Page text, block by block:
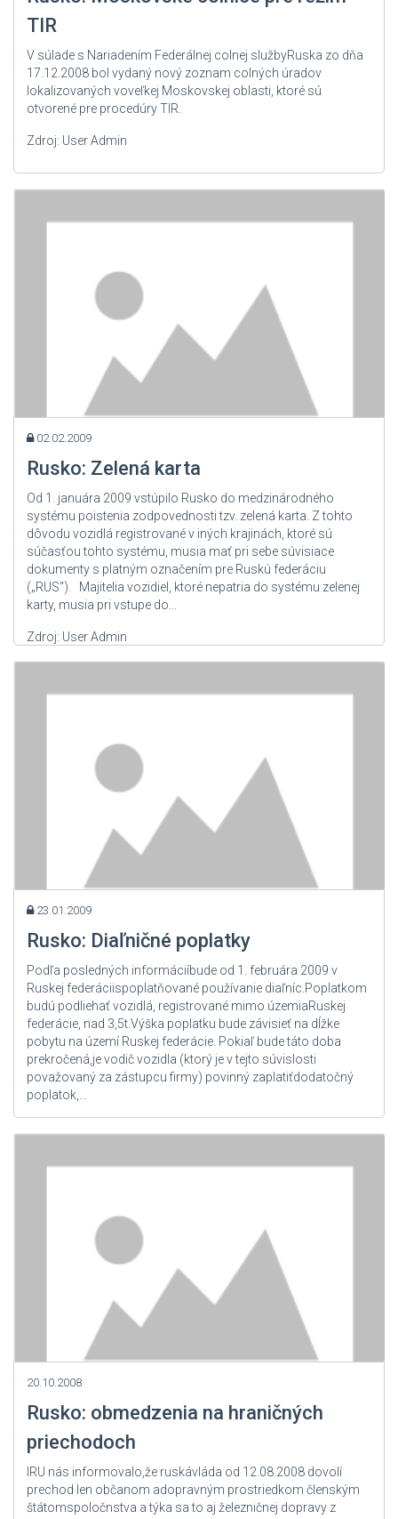
TIR
V súlade s Nariadením Federálnej colnej službyRuska zo dňa
17.12.2008 bol vydaný nový zoznam colných úradov
lokalizovaných voveľkej Moskovskej oblasti, ktoré sú
otvorené pre procedúry TIR.
Zdroj: User Admin
02.02.2009
Rusko: Zelená karta
Od 1. januára 2009 vstúpilo Rusko do medzinárodného
systému poistenia zodpovednosti tzv. zelená karta. Z tohto
dôvodu vozidlá registrované v iných krajinách, ktoré sú
súčasťou tohto systému, musia mať pri sebe súvisiace
dokumenty s platným označením pre Ruskú federáciu
(„RUS“). Majitelia vozidiel, ktoré nepatria do systému zelenej
karty, musia pri vstupe do...
Zdroj: User Admin
23.01.2009
Rusko: Diaľničné poplatky
Podľa posledných informáciíbude od 1. februára 2009 v
Ruskej federáciispoplatňované používanie diaľníc.Poplatkom
budú podliehať vozidlá, registrované mimo územiaRuskej
federácie, nad 3,5t.Výška poplatku bude závisieť na dĺžke
pobytu na území Ruskej federácie. Pokiaľ bude táto doba
prekročená,je vodič vozidla (ktorý je v tejto súvislosti
považovaný za zástupcu firmy) povinný zaplatiťdodatočný
poplatok,...
20.10.2008
Rusko: obmedzenia na hraničných
priechodoch
IRU nás informovalo,že ruskávláda od 12.08.2008 dovolí
prechod len občanom adopravným prostriedkom členským
štátomspoločnstva a týka sa to aj železničnej dopravy z